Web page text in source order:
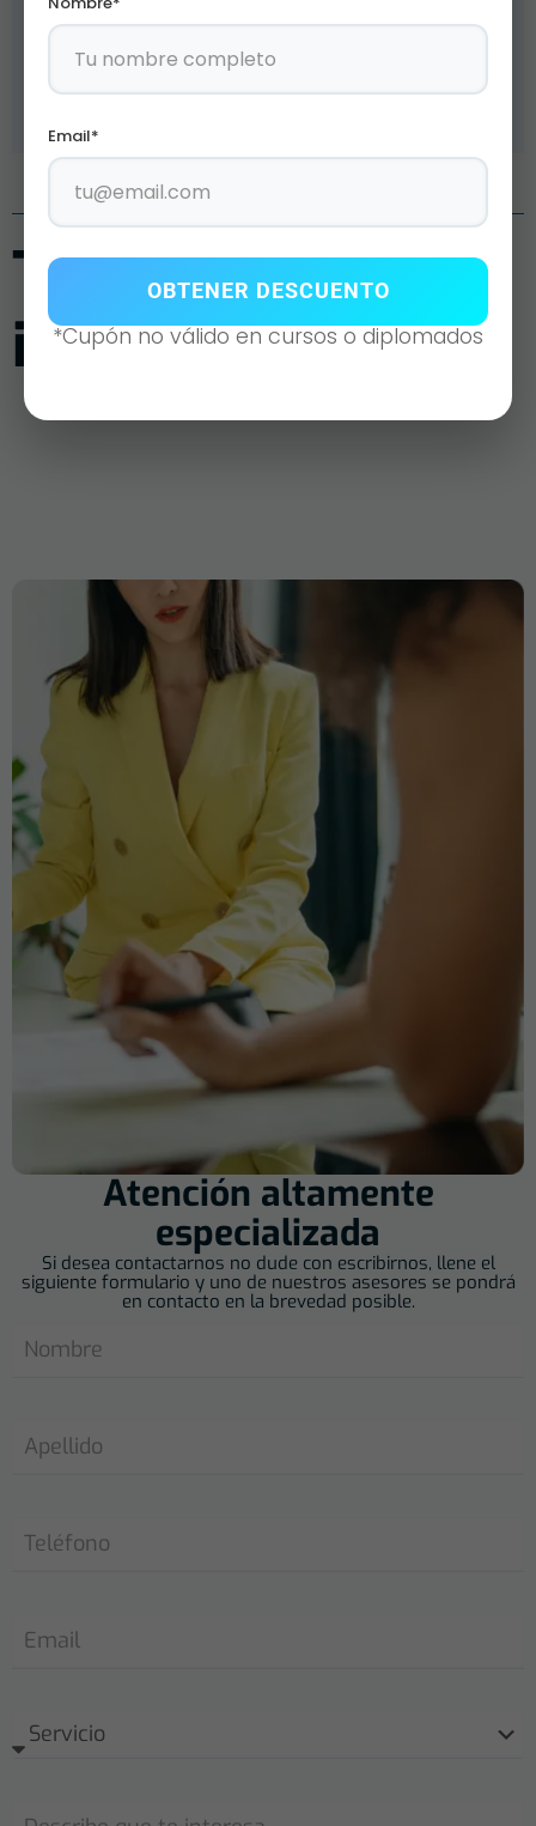
Atención Personalizada.
También te puede
interesar
Atención altamente
especializada
Si desea contactarnos no dude con escribirnos, llene el
siguiente formulario y uno de nuestros asesores se pondrá
en contacto en la brevedad posible.
Email*
OBTENER DESCUENTO
*Cupón no válido en cursos o diplomados